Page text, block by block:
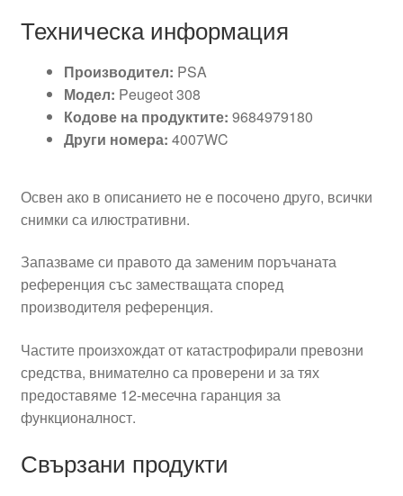
Техническа информация
Производител: PSA
Модел: Peugeot 308
Кодове на продуктите: 9684979180
Други номера: 4007WC
Освен ако в описанието не е посочено друго, всички
снимки са илюстративни.
Запазваме си правото да заменим поръчаната
референция със заместващата според
производителя референция.
Частите произхождат от катастрофирали превозни
средства, внимателно са проверени и за тях
предоставяме 12-месечна гаранция за
функционалност.
Свързани продукти